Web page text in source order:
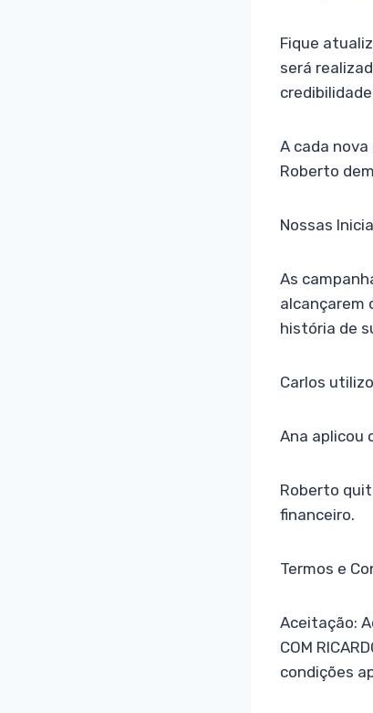
Fique
será
A cada
Roberto
Nossas
As
alcançarem
história de
Carlos
Ana aplicou
Roberto
financeiro.
Termos e
Aceitação:
COM
condições